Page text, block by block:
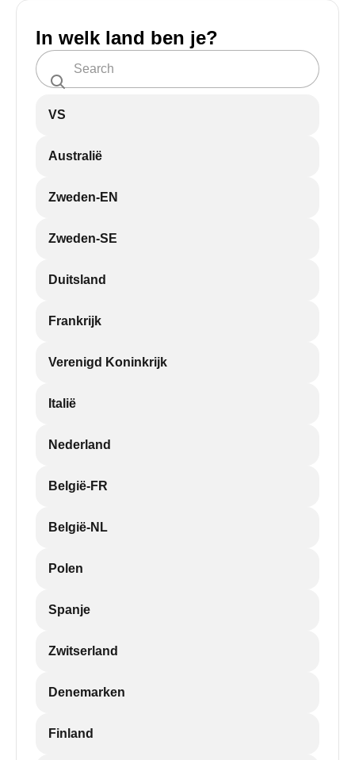
In welk land ben je?
VS
Australië
Zweden-EN
Zweden-SE
Duitsland
Frankrijk
Verenigd Koninkrijk
Italië
Nederland
België-FR
België-NL
Polen
Spanje
Zwitserland
Denemarken
Finland